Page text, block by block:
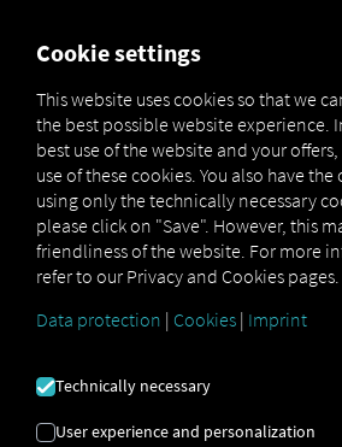
E-
LEVERANTÖR
Så här skapar du din egen
snabbt och enkelt.
Cookie settings
This website uses cookies so that we
the best possible website experience.
best use of the website and your
use of these cookies. You also have
using only the technically necessary
please click on "Save". However, this
friendliness of the website. For more
refer to our Privacy and Cookies pages.
Data protection | Cookies | Imprint
Technically necessary
User experience and personalization